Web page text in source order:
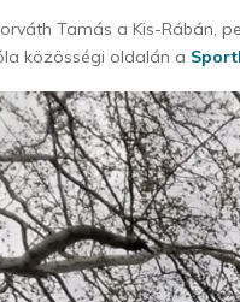
Tamás a Kis-Rábán,
közösségi oldalán a